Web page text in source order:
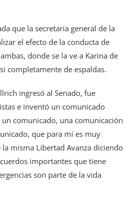
que la secretaria general de la
el efecto de la conducta de
donde se la ve a Karina de
completamente de espaldas.
ingresó al Senado, fue
e inventó un comunicado
un comunicado, una comunicación
que para mí es muy
misma Libertad Avanza diciendo
importantes que tiene
son parte de la vida